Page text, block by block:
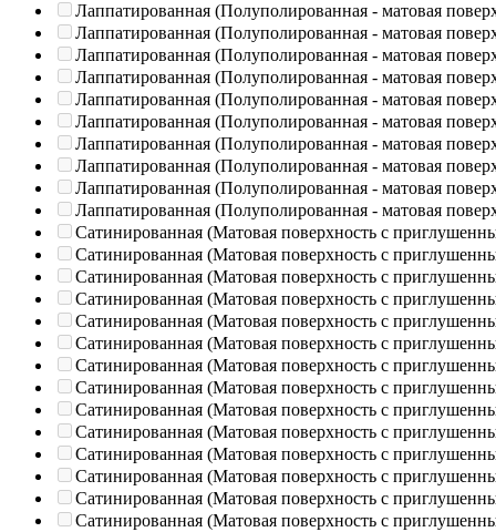
Лаппатированная (Полуполированная - матовая
Лаппатированная (Полуполированная - матовая
Лаппатированная (Полуполированная - матовая
Лаппатированная (Полуполированная - матовая
Лаппатированная (Полуполированная - матовая
Лаппатированная (Полуполированная - матовая
Лаппатированная (Полуполированная - матовая
Лаппатированная (Полуполированная - матовая
Лаппатированная (Полуполированная - матовая
Лаппатированная (Полуполированная - матовая
Сатинированная (Матовая поверхность с
Сатинированная (Матовая поверхность с
Сатинированная (Матовая поверхность с
Сатинированная (Матовая поверхность с
Сатинированная (Матовая поверхность с
Сатинированная (Матовая поверхность с
Сатинированная (Матовая поверхность с
Сатинированная (Матовая поверхность с
Сатинированная (Матовая поверхность с
Сатинированная (Матовая поверхность с
Сатинированная (Матовая поверхность с
Сатинированная (Матовая поверхность с
Сатинированная (Матовая поверхность с
Сатинированная (Матовая поверхность с